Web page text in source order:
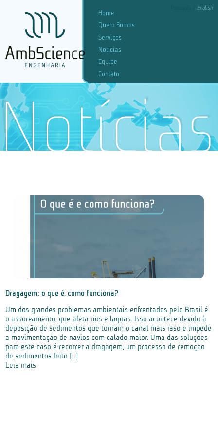
English
Home
Quem Somos
Serviços
Notícias
Equipe
Contato
Dragagem: o que é, como funciona?
Um dos grandes problemas ambientais enfrentados pelo Brasil é
o assoreamento, que afeta rios e lagoas. Isso acontece devido à
deposição de sedimentos que tornam o canal mais raso e impede
a movimentação de navios com calado maior. Uma das soluções
para este caso é recorrer a dragagem, um processo de remoção
de sedimentos feito […]
Leia mais